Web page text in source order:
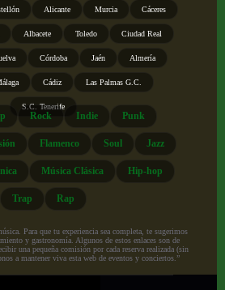
Alicante Murcia Cáceres
Albacete Toledo Ciudad Real
Córdoba Jaén Almería
Cádiz Las Palmas G.C.
S.C. Tenerife
Rock Indie Punk
Flamenco Soul Jazz
Música Clásica Hip-hop
Trap Rap
Para que tu experiencia sea completa, te sugerimos
y gastronomía. Algunos de estos enlaces son de
una pequeña comisión por cada reserva realizada (sin
a mantener viva esta web de eventos y conciertos.”